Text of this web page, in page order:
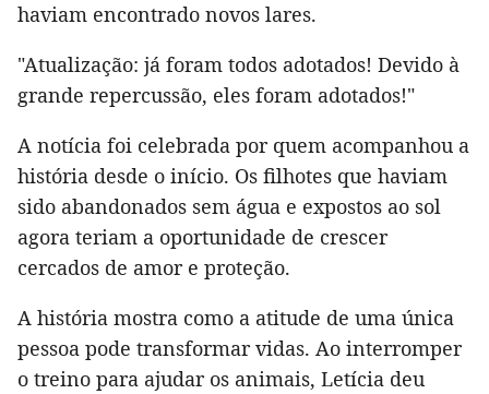
haviam encontrado novos lares.
"Atualização: já foram todos adotados! Devido à
grande repercussão, eles foram adotados!"
A notícia foi celebrada por quem acompanhou a
história desde o início. Os filhotes que haviam
sido abandonados sem água e expostos ao sol
agora teriam a oportunidade de crescer
cercados de amor e proteção.
A história mostra como a atitude de uma única
pessoa pode transformar vidas. Ao interromper
o treino para ajudar os animais, Letícia deu